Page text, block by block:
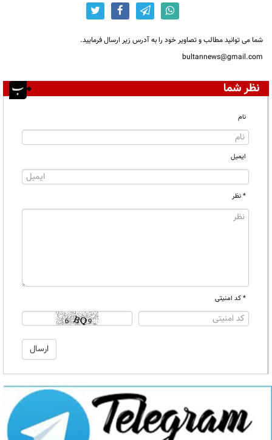
شما می توانید مطالب و تصاویر خود را به آدرس زیر ارسال فرمایید.
bultannews@gmail.com
نظر شما
نام
ایمیل
* نظر
* کد امنیتی